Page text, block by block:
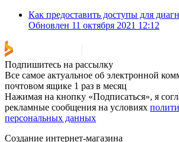
Как предоставить доступы для
Обновлен 11 октября 2021 12:12
Подпишитесь на рассылку
Все самое актуальное об электронной
почтовом ящике 1 раз в месяц
Нажимая на кнопку «Подписаться», я
рекламные сообщения на условиях
персональных данных
Создание интернет-магазина